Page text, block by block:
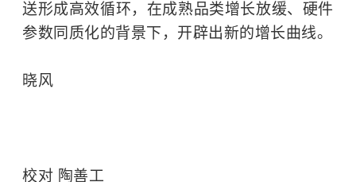
送形成高效循环，在成熟品类增长放缓、硬件
参数同质化的背景下，开辟出新的增长曲线。
晓风
校对 陶善工